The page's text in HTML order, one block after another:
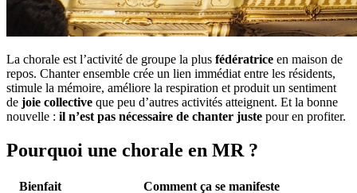
La chorale est l’activité de groupe la plus fédératrice en maison de
repos. Chanter ensemble crée un lien immédiat entre les résidents,
stimule la mémoire, améliore la respiration et produit un sentiment
de joie collective que peu d’autres activités atteignent. Et la bonne
nouvelle : il n’est pas nécessaire de chanter juste pour en profiter.
Pourquoi une chorale en MR ?
Bienfait
Comment ça se manifeste